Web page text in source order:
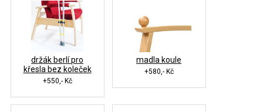
držák berlí pro
křesla bez koleček
+550,- Kč
madla koule
+580,- Kč